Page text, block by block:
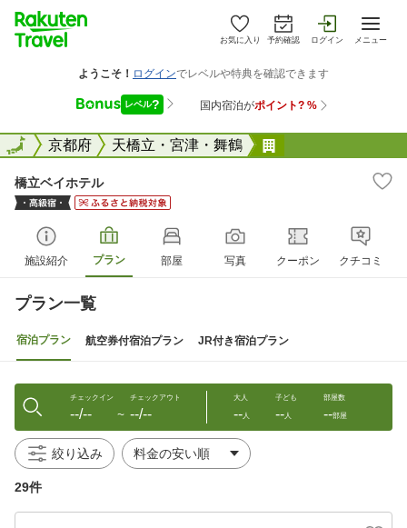
お気に入り 予約確認 ログイン メニュー
全国京都府 天橋立・宮津・舞鶴
全国
橋立ベイホテル
施設紹介 プラン 部屋 写真 クーポン クチコミ
プラン一覧
宿泊プラン 航空券付宿泊プラン JR付き宿泊プラン
チェックイン
--/-- 〜
チェックアウト
--/--
大人
--人
子ども
--人
部屋数
--部屋
絞り込み
29件